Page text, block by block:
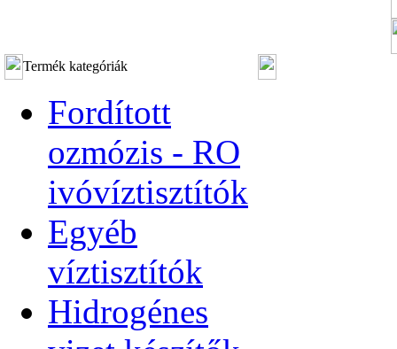
Termék kategóriák
Fordított
ozmózis - RO
ivóvíztisztítók
Egyéb
víztisztítók
Hidrogénes